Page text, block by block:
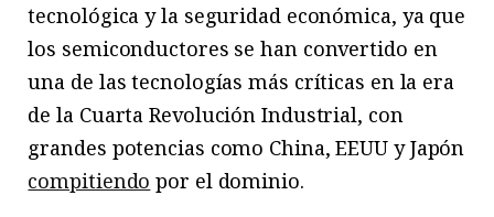
tecnológica y la seguridad económica, ya que
los semiconductores se han convertido en
una de las tecnologías más críticas en la era
de la Cuarta Revolución Industrial, con
grandes potencias como China, EEUU y Japón
compitiendo por el dominio.